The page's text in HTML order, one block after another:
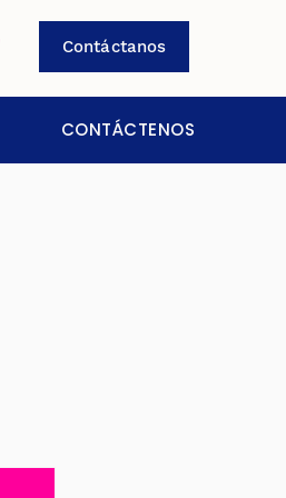
Contáctanos
CONTÁCTENOS